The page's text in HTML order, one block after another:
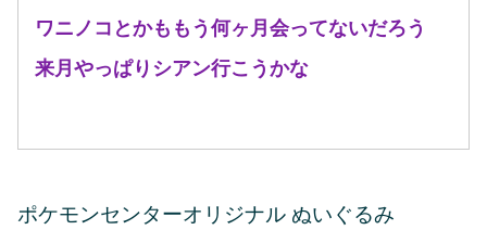
ワニノコとかももう何ヶ月会ってないだろう
来月やっぱりシアン行こうかな
ポケモンセンターオリジナル ぬいぐるみ